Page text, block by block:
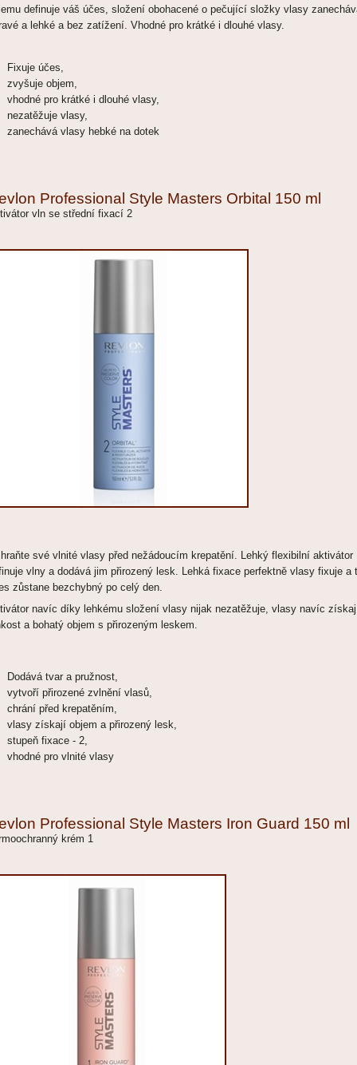
definuje váš účes, složení obohacené o pečující složky vlasy
a lehké a bez zatížení. Vhodné pro krátké i dlouhé vlasy.
Fixuje účes,
zvyšuje objem,
vhodné pro krátké i dlouhé vlasy,
nezatěžuje vlasy,
zanechává vlasy hebké na dotek
Professional Style Masters Orbital 150 ml
vln se střední fixací 2
své vlnité vlasy před nežádoucím krepatění. Lehký flexibilní aktivátor
vlny a dodává jim přirozený lesk. Lehká fixace perfektně vlasy fixuje a
zůstane bezchybný po celý den.
navíc díky lehkému složení vlasy nijak nezatěžuje, vlasy navíc
a bohatý objem s přirozeným leskem.
Dodává tvar a pružnost,
vytvoří přirozené zvlnění vlasů,
chrání před krepatěním,
vlasy získají objem a přirozený lesk,
stupeň fixace - 2,
vhodné pro vlnité vlasy
Professional Style Masters Iron Guard 150 ml
krém 1